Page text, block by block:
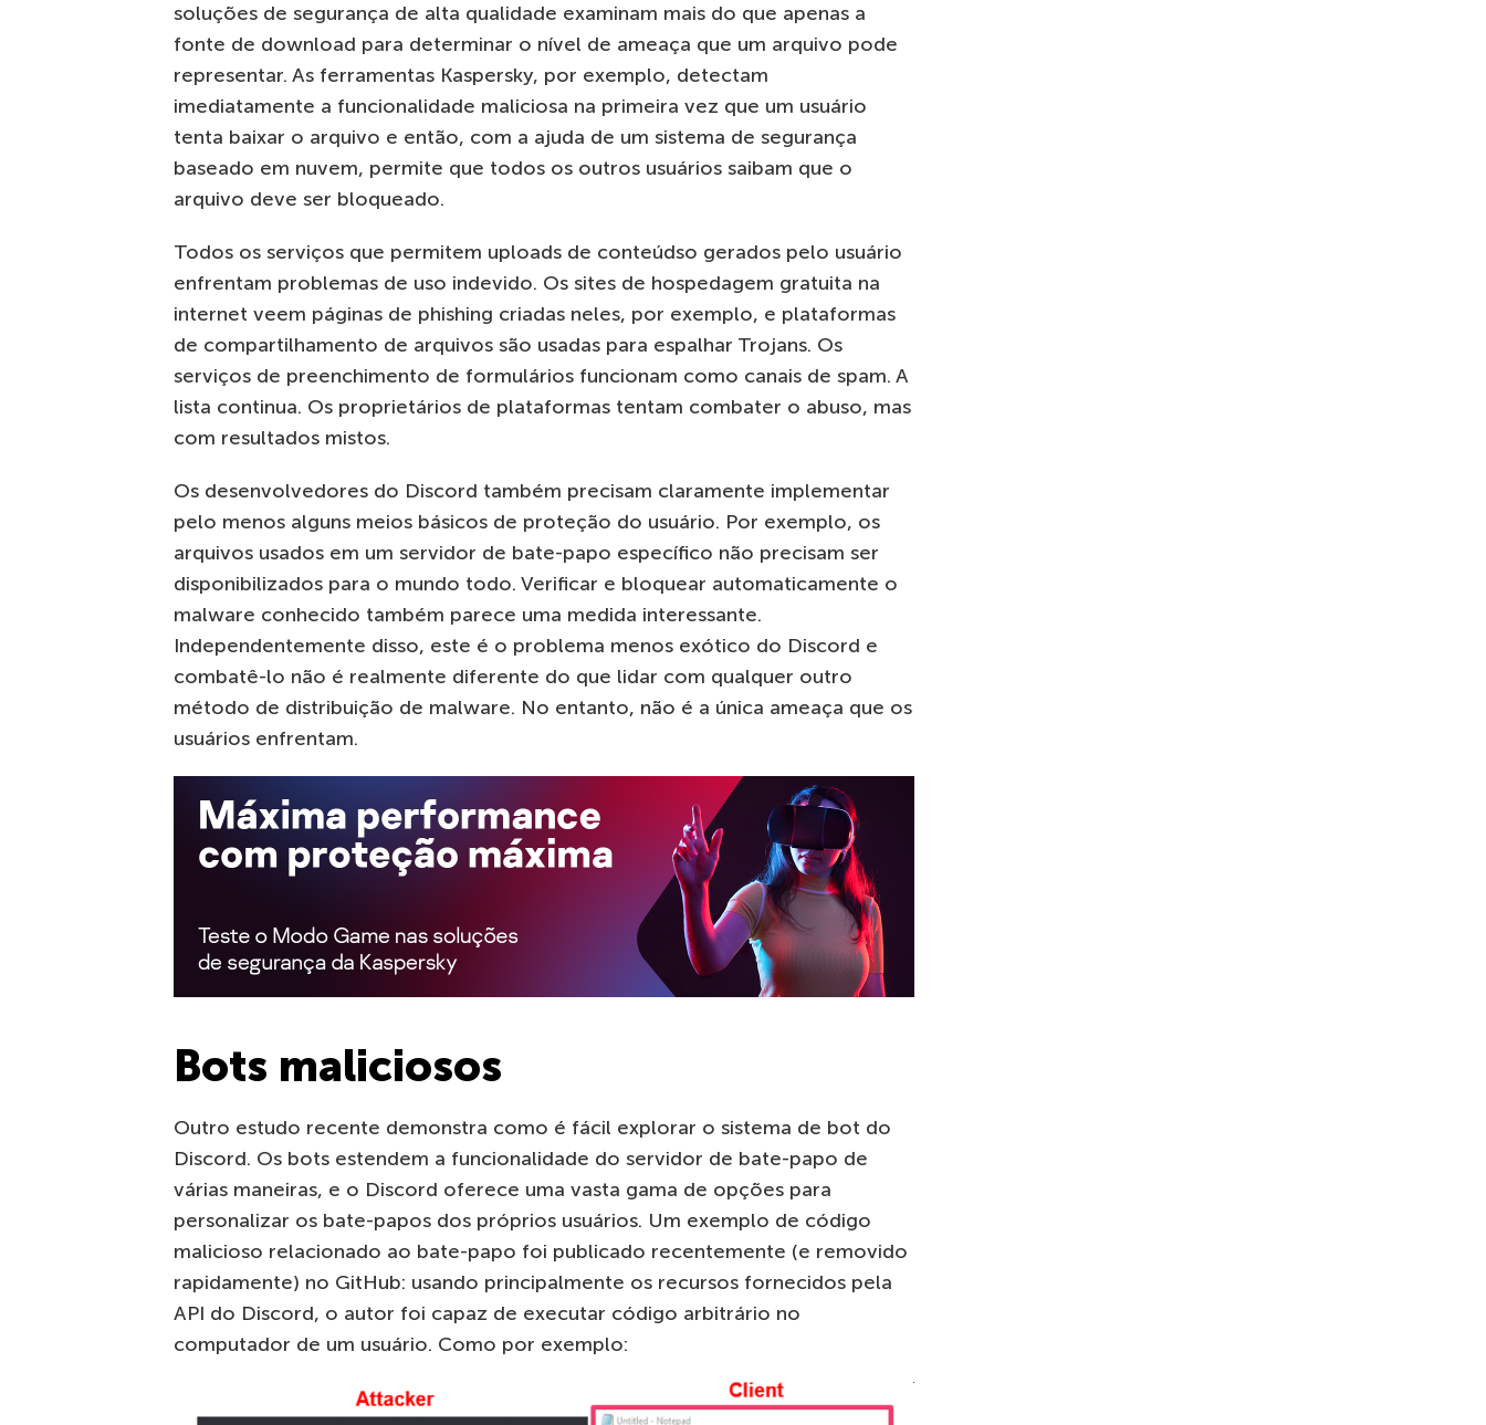
soluções de segurança de alta qualidade examinam mais do que apenas a
fonte de download para determinar o nível de ameaça que um arquivo pode
representar. As ferramentas Kaspersky, por exemplo, detectam
imediatamente a funcionalidade maliciosa na primeira vez que um usuário
tenta baixar o arquivo e então, com a ajuda de um sistema de segurança
baseado em nuvem, permite que todos os outros usuários saibam que o
arquivo deve ser bloqueado.
Todos os serviços que permitem uploads de conteúdso gerados pelo usuário
enfrentam problemas de uso indevido. Os sites de hospedagem gratuita na
internet veem páginas de phishing criadas neles, por exemplo, e plataformas
de compartilhamento de arquivos são usadas para espalhar Trojans. Os
serviços de preenchimento de formulários funcionam como canais de spam. A
lista continua. Os proprietários de plataformas tentam combater o abuso, mas
com resultados mistos.
Os desenvolvedores do Discord também precisam claramente implementar
pelo menos alguns meios básicos de proteção do usuário. Por exemplo, os
arquivos usados em um servidor de bate-papo específico não precisam ser
disponibilizados para o mundo todo. Verificar e bloquear automaticamente o
malware conhecido também parece uma medida interessante.
Independentemente disso, este é o problema menos exótico do Discord e
combatê-lo não é realmente diferente do que lidar com qualquer outro
método de distribuição de malware. No entanto, não é a única ameaça que os
usuários enfrentam.
Bots maliciosos
Outro estudo recente demonstra como é fácil explorar o sistema de bot do
Discord. Os bots estendem a funcionalidade do servidor de bate-papo de
várias maneiras, e o Discord oferece uma vasta gama de opções para
personalizar os bate-papos dos próprios usuários. Um exemplo de código
malicioso relacionado ao bate-papo foi publicado recentemente (e removido
rapidamente) no GitHub: usando principalmente os recursos fornecidos pela
API do Discord, o autor foi capaz de executar código arbitrário no
computador de um usuário. Como por exemplo: